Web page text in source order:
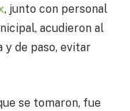
, junto con personal
acudieron al
de paso, evitar
se tomaron, fue